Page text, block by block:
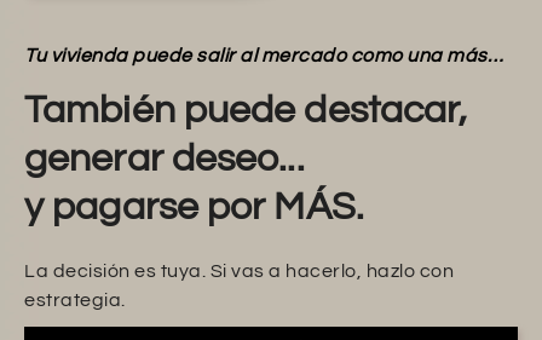
Tu vivienda puede salir al mercado como una más…
También puede destacar,
generar deseo...
y pagarse por MÁS.
La decisión es tuya. Si vas a hacerlo, hazlo con
estrategia.